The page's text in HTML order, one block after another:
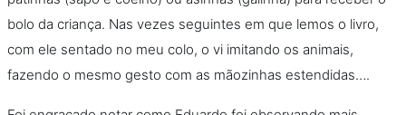
bolo da criança. Nas vezes seguintes em que lemos o livro,
com ele sentado no meu colo, o vi imitando os animais,
fazendo o mesmo gesto com as mãozinhas estendidas….